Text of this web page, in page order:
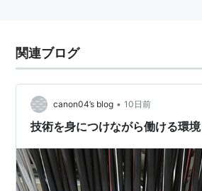
関連ブログ
canon04’s blog • 10日前
技術を身につけながら働ける環境